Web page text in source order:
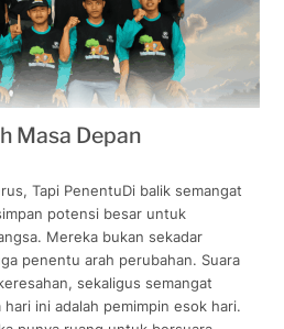
Masa Depan
Tapi PenentuDi balik semangat
potensi besar untuk
Mereka bukan sekadar
penentu arah perubahan. Suara
sekaligus semangat
ini adalah pemimpin esok hari.